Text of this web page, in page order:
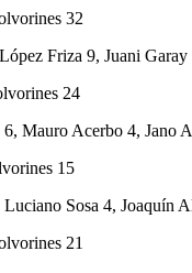
32
Friza 9, Juani
24
Mauro Acerbo 4,
15
Sosa 4, Joaquín
21